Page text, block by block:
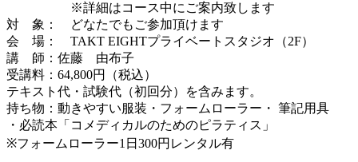
※詳細はコース中にご案内致します
対 象： どなたでもご参加頂けます
会 場： TAKT EIGHTプライベートスタジオ（2F）
講 師：佐藤 由布子
受講料：64,800円（税込）
テキスト代・試験代（初回分）を含みます。
持ち物：動きやすい服装・フォームローラー・ 筆記用具
・必読本「コメディカルのためのピラティス」
※フォームローラー1日300円レンタル有